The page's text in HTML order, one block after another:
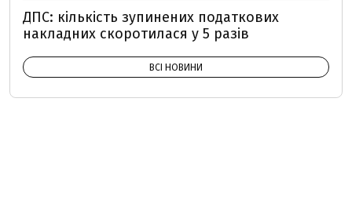
ДПС: кількість зупинених податкових
накладних скоротилася у 5 разів
ВСІ НОВИНИ